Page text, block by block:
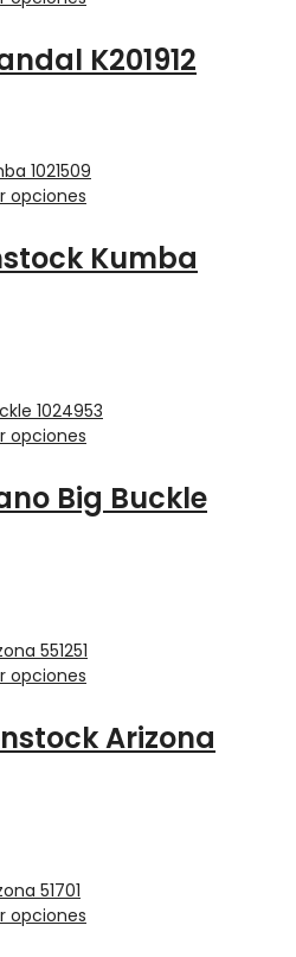
K201912
opciones
Kumba
opciones
Big Buckle
opciones
Arizona
opciones